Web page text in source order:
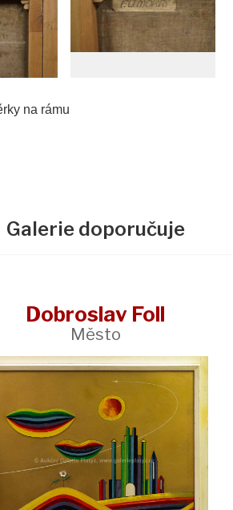
na rámu
Galerie doporučuje
Dobroslav Foll
Město